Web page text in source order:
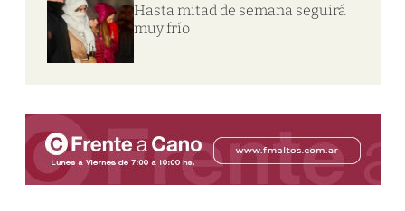
Hasta mitad de semana seguirá
muy frío